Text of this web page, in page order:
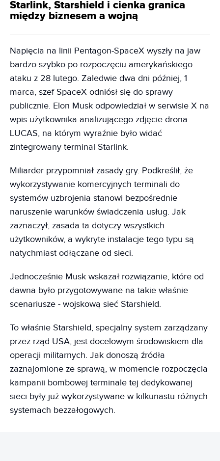
Starlink, Starshield i cienka granica
między biznesem a wojną
Napięcia na linii Pentagon-SpaceX wyszły na jaw
bardzo szybko po rozpoczęciu amerykańskiego
ataku z 28 lutego. Zaledwie dwa dni później, 1
marca, szef SpaceX odniósł się do sprawy
publicznie. Elon Musk odpowiedział w serwisie X na
wpis użytkownika analizującego zdjęcie drona
LUCAS, na którym wyraźnie było widać
zintegrowany terminal Starlink.
Miliarder przypomniał zasady gry. Podkreślił, że
wykorzystywanie komercyjnych terminali do
systemów uzbrojenia stanowi bezpośrednie
naruszenie warunków świadczenia usług. Jak
zaznaczył, zasada ta dotyczy wszystkich
użytkowników, a wykryte instalacje tego typu są
natychmiast odłączane od sieci.
Jednocześnie Musk wskazał rozwiązanie, które od
dawna było przygotowywane na takie właśnie
scenariusze - wojskową sieć Starshield.
To właśnie Starshield, specjalny system zarządzany
przez rząd USA, jest docelowym środowiskiem dla
operacji militarnych. Jak donoszą źródła
zaznajomione ze sprawą, w momencie rozpoczęcia
kampanii bombowej terminale tej dedykowanej
sieci były już wykorzystywane w kilkunastu różnych
systemach bezzałogowych.